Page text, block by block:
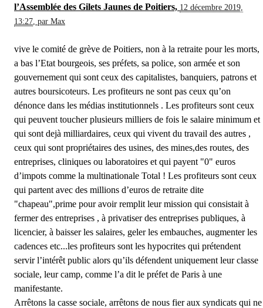
l’Assemblée des Gilets Jaunes de Poitiers, 12 décembre 2019,
13:27 par Max
vive le comité de grève de Poitiers, non à la retraite pour les morts,
a bas l’Etat bourgeois, ses préfets, sa police, son armée et son
gouvernement qui sont ceux des capitalistes, banquiers, patrons et
autres boursicoteurs. Les profiteurs ne sont pas ceux qu’on
dénonce dans les médias institutionnels . Les profiteurs sont ceux
qui peuvent toucher plusieurs milliers de fois le salaire minimum et
qui sont dejà milliardaires, ceux qui vivent du travail des autres ,
ceux qui sont propriétaires des usines, des mines,des routes, des
entreprises, cliniques ou laboratoires et qui payent "0" euros
d’impots comme la multinationale Total ! Les profiteurs sont ceux
qui partent avec des millions d’euros de retraite dite
"chapeau",prime pour avoir remplit leur mission qui consistait à
fermer des entreprises , à privatiser des entreprises publiques, à
licencier, à baisser les salaires, geler les embauches, augmenter les
cadences etc...les profiteurs sont les hypocrites qui prétendent
servir l’intérêt public alors qu’ils défendent uniquement leur classe
sociale, leur camp, comme l’a dit le préfet de Paris à une
manifestante.
Arrêtons la casse sociale, arrêtons de nous fier aux syndicats qui ne